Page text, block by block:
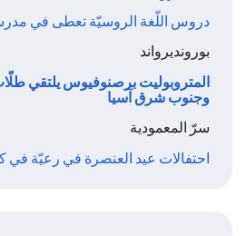
دروس اللّغة الروسيّة تعطى في
بورونديرواند
المتروبوليت برصنوفيوس يلتقي
وجنوب شرق آسيا
سرّ المعمودية
احتفالات عيد العنصرة في رعيّة في